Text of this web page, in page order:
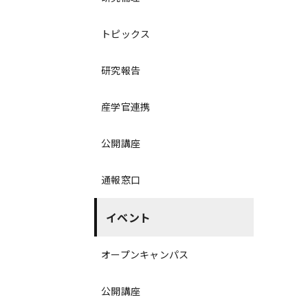
トピックス
研究報告
産学官連携
公開講座
通報窓口
イベント
オープンキャンパス
公開講座